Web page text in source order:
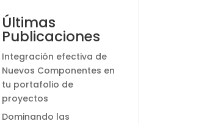
Últimas
Publicaciones
Integración efectiva de
Nuevos Componentes en
tu portafolio de
proyectos
Dominando las